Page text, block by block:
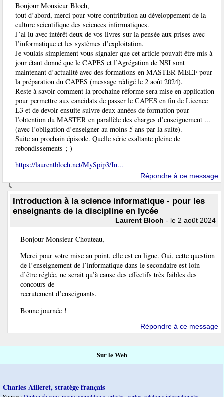
Bonjour Monsieur Bloch,
tout d’abord, merci pour votre contribution au développement de la
culture scientifique des sciences informatiques.
J’ai lu avec intérêt deux de vos livres sur la pensée aux prises avec
l’informatique et les systèmes d’exploitation.
Je voulais simplement vous signaler que cet article pouvait être mis à
jour étant donné que le CAPES et l’Agrégation de NSI sont
maintenant d’actualité avec des formations en MASTER MEEF pour
la préparation du CAPES (message rédigé le 2 août 2024).
Reste à savoir comment la prochaine réforme sera mise en application
pour permettre aux cancidats de passer le CAPES en fin de Licence
L3 et de devoir ensuite suivre deux années de formation pour
l’obtention du MASTER en parallèle des charges d’enseignement ...
(avec l’obligation d’enseigner au moins 5 ans par la suite).
Suite au prochain épisode. Quelle série exaltante pleine de
rebondissements ;-)
https://laurentbloch.net/MySpip3/In...
Répondre à ce message
Introduction à la science informatique - pour les
enseignants de la discipline en lycée
Laurent Bloch - le 2 août 2024
Bonjour Monsieur Chouteau,
Merci pour votre mise au point, elle est en ligne. Oui, cette question
de l’enseignement de l’informatique dans le secondaire est loin
d’être réglée, ne serait qu’à cause des effectifs très faibles des
concours de
recrutement d’enseignants.
Bonne journée !
Répondre à ce message
Sur le Web
Charles Ailleret, stratège français